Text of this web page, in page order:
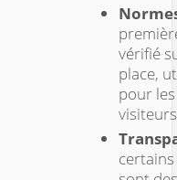
vérifié
place,
pour
visiteurs